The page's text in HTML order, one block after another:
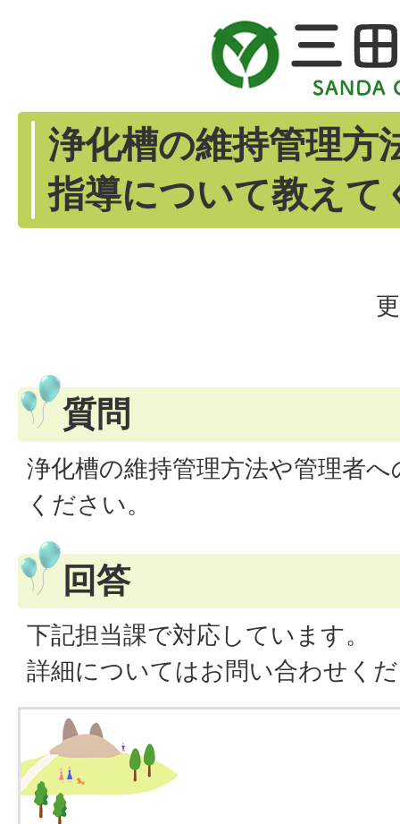
浄化槽の維持管理方
指導について教えて
質問
浄化槽の維持管理方法や管理者
ください。
回答
下記担当課で対応しています。
詳細についてはお問い合わせく